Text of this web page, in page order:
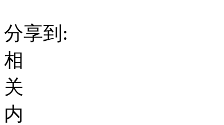
分享到:
相
关
内